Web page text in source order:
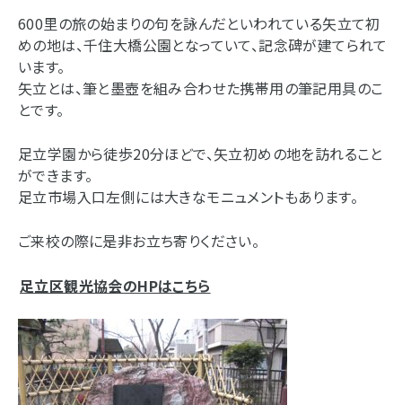
600里の旅の始まりの句を詠んだといわれている矢立て初
めの地は、千住大橋公園となっていて、記念碑が建てられて
います。
矢立とは、筆と墨壺を組み合わせた携帯用の筆記用具のこ
とです。
足立学園から徒歩20分ほどで、矢立初めの地を訪れること
ができます。
足立市場入口左側には大きなモニュメントもあります。
ご来校の際に是非お立ち寄りください。
足立区観光協会のHPはこちら